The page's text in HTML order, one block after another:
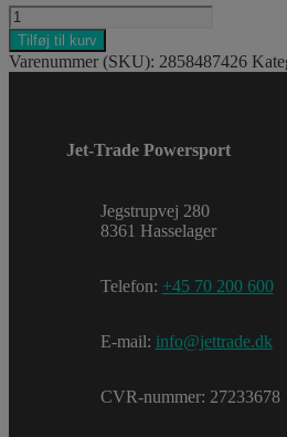
NAVIGATOR
PFD
(US)
U/U
Tilføj til kurv
Varenummer (SKU): 2858487426
Jet-Trade Powersport
Jegstrupvej 280
8361 Hasselager
Telefon: +45 70 200 600
E-mail: info@jettrade.dk
CVR-nummer: 27233678